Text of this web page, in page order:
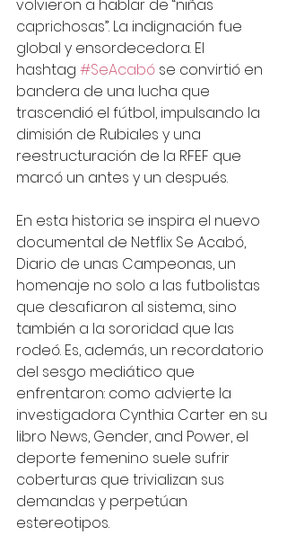
volvieron a hablar de “niñas
caprichosas”. La indignación fue
global y ensordecedora. El
hashtag #SeAcabó se convirtió en
bandera de una lucha que
trascendió el fútbol, impulsando la
dimisión de Rubiales y una
reestructuración de la RFEF que
marcó un antes y un después.
En esta historia se inspira el nuevo
documental de Netflix Se Acabó,
Diario de unas Campeonas, un
homenaje no solo a las futbolistas
que desafiaron al sistema, sino
también a la sororidad que las
rodeó. Es, además, un recordatorio
del sesgo mediático que
enfrentaron: como advierte la
investigadora Cynthia Carter en su
libro News, Gender, and Power, el
deporte femenino suele sufrir
coberturas que trivializan sus
demandas y perpetúan
estereotipos.